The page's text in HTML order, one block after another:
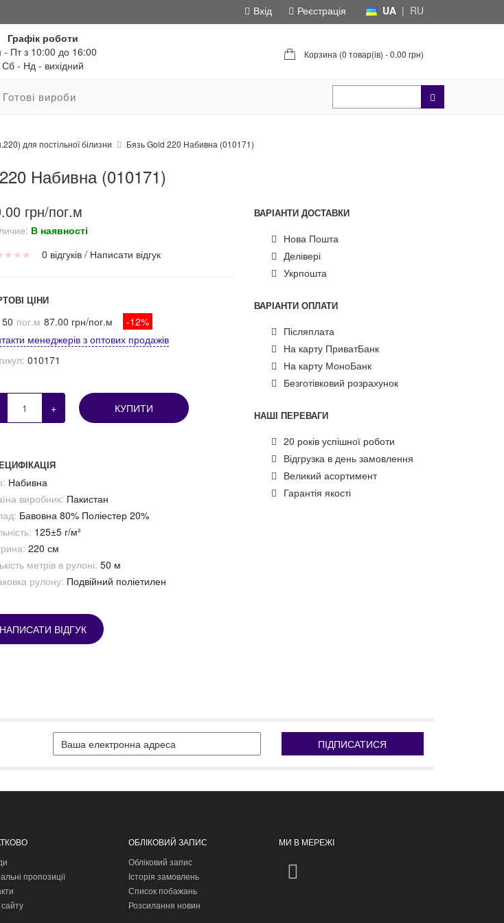
UA | RU
Вхід
Реєстрація
Графік роботи
- Пт з 10:00 до 16:00
Сб - Нд - вихідний
Корзина (0 товар(ів) - 0.00 грн)
Готові вироби
для постільної білизни Бязь Gold 220 Набивна (010171)
Набивна (010171)
грн/пог.м
В наявності
★ ★ ★ 0 відгуків/ Написати відгук
ЦІНИ
50 пог.м 87.00 грн/пог.м
-12%
менеджерів з оптових продажів
010171
+ КУПИТИ
Набивна
виробник: Пакистан
Бавовна 80% Поліестер 20%
125±5 г/м²
220 см
метрів в рулоні: 50 м
рулону: Подвійний поліетилен
ВАРІАНТИ ДОСТАВКИ
Нова Пошта
Делівері
Укрпошта
ВАРІАНТИ ОПЛАТИ
Післяплата
На карту ПриватБанк
На карту МоноБанк
Безготівковий розрахунок
НАШІ ПЕРЕВАГИ
20 років успішної роботи
Відгрузка в день замовлення
Великий асортимент
Гарантія якості
НАПИСАТИ ВІДГУК
ПІДПИСАТИСЯ
пропозиції
ОБЛІКОВИЙ ЗАПИС
Обліковий запис
Історія замовлень
Список побажань
Розсилання новин
МИ В МЕРЕЖІ